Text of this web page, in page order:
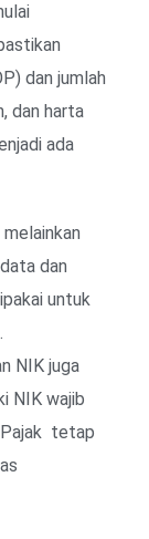
dan jumlah
dan harta
ada
dan
untuk
NIK juga
NIK wajib
Pajak tetap